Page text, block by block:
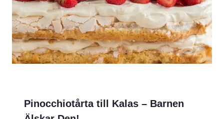
Pinocchiotårta till Kalas – Barnen